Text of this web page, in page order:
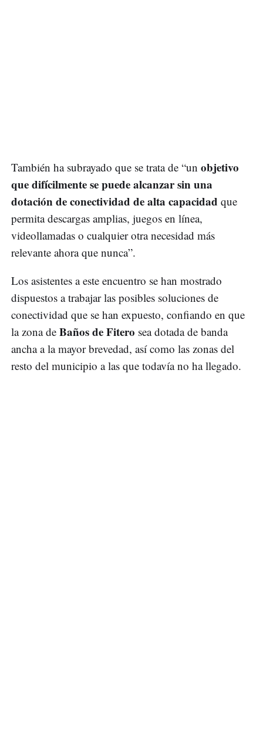
También ha subrayado que se trata de “un objetivo
que difícilmente se puede alcanzar sin una
dotación de conectividad de alta capacidad que
permita descargas amplias, juegos en línea,
videollamadas o cualquier otra necesidad más
relevante ahora que nunca”.
Los asistentes a este encuentro se han mostrado
dispuestos a trabajar las posibles soluciones de
conectividad que se han expuesto, confiando en que
la zona de Baños de Fitero sea dotada de banda
ancha a la mayor brevedad, así como las zonas del
resto del municipio a las que todavía no ha llegado.